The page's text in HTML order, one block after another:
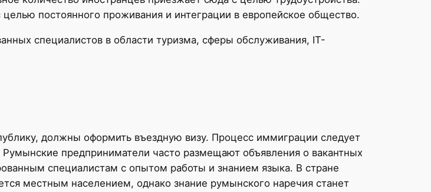
постоянного проживания и интеграции в европейское общество.
специалистов в области туризма, сферы обслуживания, IT-
должны оформить въездную визу. Процесс иммиграции следует
Румынские предприниматели часто размещают объявления о вакантных
специалистам с опытом работы и знанием языка. В стране
местным населением, однако знание румынского наречия станет